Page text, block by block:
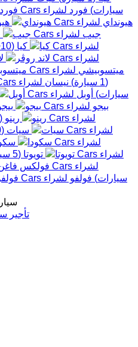
سيارات) فورد
هيونداي
جيب
كيا (
10+
ميتسوبيشي
(
1 سيارة) نيسان
سيارات) أوبل
بيجو
رينو (
سيات (
تويوتا (
5
سيارات) فولفو
تأجير